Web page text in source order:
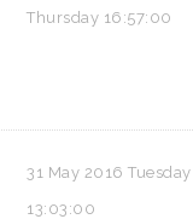
Thursday 16:57:00
31 May 2016 Tuesday
13:03:00